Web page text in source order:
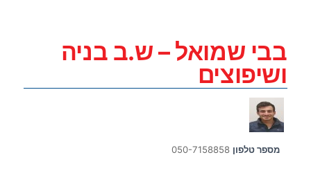
בבי שמואל – ש.ב בניה
ושיפוצים
מספר טלפון 050-7158858